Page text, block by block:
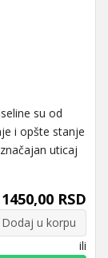
su od
i opšte stanje
uticaj
1450,00 RSD
Dodaj u korpu
ili